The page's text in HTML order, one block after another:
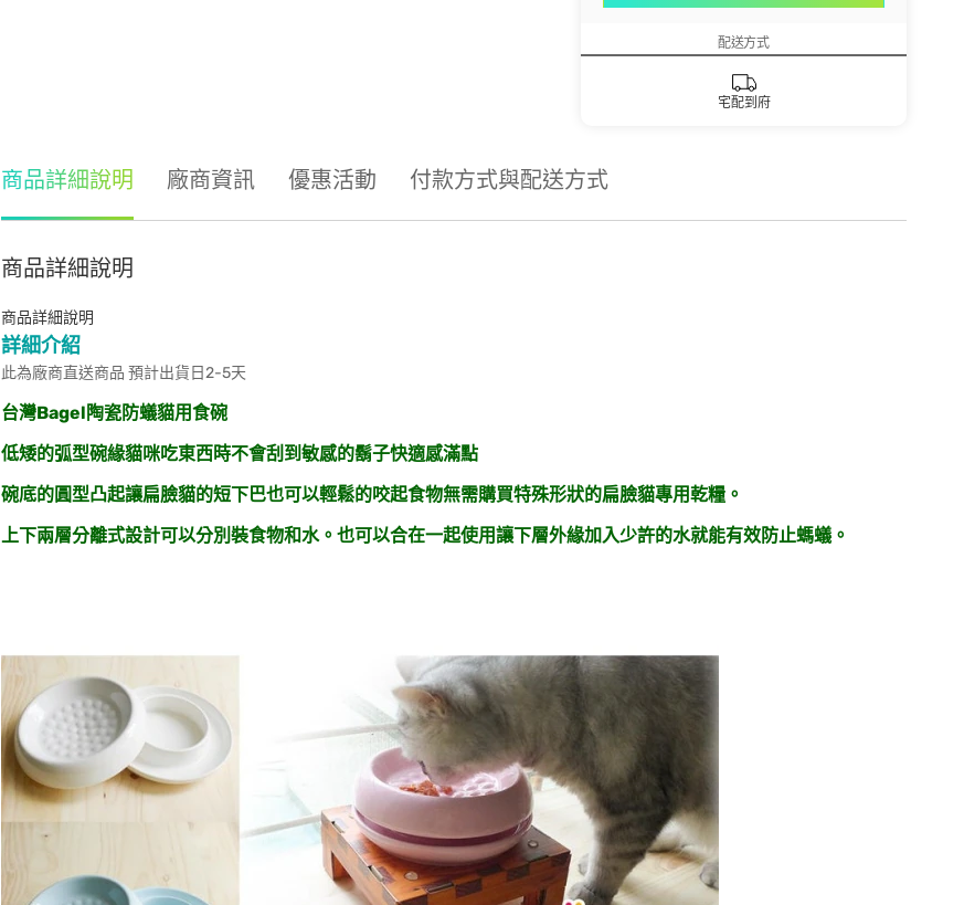
配送方式
宅配到府
商品詳細說明 廠商資訊 優惠活動 付款方式與配送方式
商品詳細說明
商品詳細說明
詳細介紹
此為廠商直送商品 預計出貨日2-5天
台灣Bagel陶瓷防蟻貓用食碗
低矮的弧型碗緣貓咪吃東西時不會刮到敏感的鬍子快適感滿點
碗底的圓型凸起讓扁臉貓的短下巴也可以輕鬆的咬起食物無需購買特殊形狀的扁臉貓專用乾糧。
上下兩層分離式設計可以分別裝食物和水。也可以合在一起使用讓下層外緣加入少許的水就能有效防止螞蟻。